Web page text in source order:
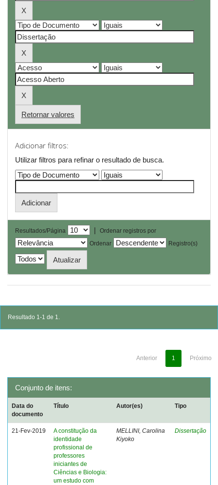
Retornar valores
Adicionar filtros:
Utilizar filtros para refinar o resultado de busca.
Resultados/Página |
Ordenar registros por
Ordenar
Registro(s)
Resultado 1-1 de 1.
Anterior 1 Próximo
Conjunto de itens:
Data do
documento
Título Autor(es) Tipo
21-Fev-2019
A constitução da
identidade
profissional de
professores
iniciantes de
Ciências e Biologia:
um estudo com
MELLINI, Carolina
Kiyoko
Dissertação